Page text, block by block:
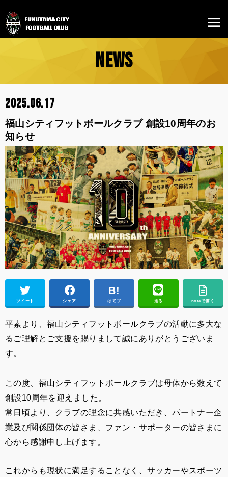
NEWS
2025.06.17
福山シティフットボールクラブ 創設10周年のお
知らせ
ツイート シェア はてブ 送る noteで書く
平素より、福山シティフットボールクラブの活動に多大な
るご理解とご支援を賜りまして誠にありがとうございま
す。
この度、福山シティフットボールクラブは母体から数えて
創設10周年を迎えました。
常日頃より、 クラブの理念に共感いただき、パートナー企
業及び関係団体の皆さま、ファン・サポーターの皆さまに
心から感謝申し上げます。
これからも現状に満足することなく、サッカーやスポーツ